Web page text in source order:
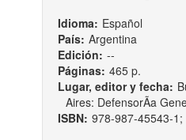
Idioma: Español
País: Argentina
Edición: --
Páginas: 465 p.
Lugar, editor y fecha:
Aires: DefensorÃ­a
ISBN: 978-987-45543-1;